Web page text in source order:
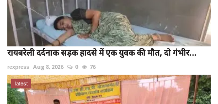
रायबरेली दर्दनाक सड़क हादसे में एक युवक की मौत, दो गंभीर...
rexpress Aug 8, 2026 0 76
latest